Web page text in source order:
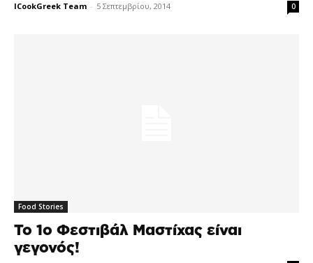
ICookGreek Team - 5 Σεπτεμβρίου, 2014 0
Food Stories
Το 1ο Φεστιβάλ Μαστίχας είναι
γεγονός!